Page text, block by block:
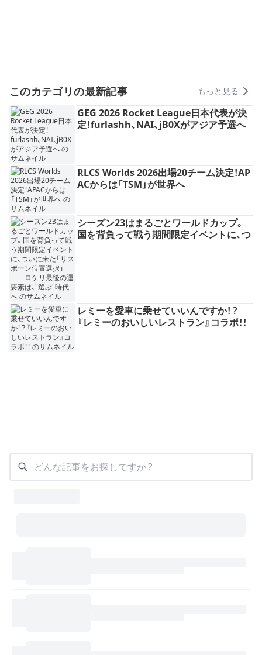
このカテゴリの最新記事 もっと見る
GEG 2026 Rocket League日本代表が決
定！furlashh、NAI、jB0Xがアジア予選へ
RLCS Worlds 2026出場20チーム決定！AP
ACからは「TSM」が世界へ
シーズン23はまるごとワールドカップ。
国を背負って戦う期間限定イベントに、つ
レミーを愛車に乗せていいんですか！？
『レミーのおいしいレストラン』コラボ！！
どんな記事をお探しですか？